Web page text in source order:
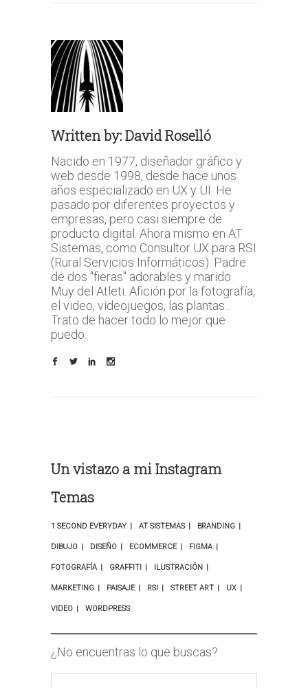
Written by:David Roselló
Nacido en 1977, diseñador gráfico y
web desde 1998, desde hace unos
años especializado en UX y UI. He
pasado por diferentes proyectos y
empresas, pero casi siempre de
producto digital. Ahora mismo en AT
Sistemas, como Consultor UX para RSI
(Rural Servicios Informáticos). Padre
de dos "fieras" adorables y marido.
Muy del Atleti. Afición por la fotografía,
el video, videojuegos, las plantas...
Trato de hacer todo lo mejor que
puedo.
Un vistazo a mi Instagram
Temas
1 SECOND EVERYDAY AT SISTEMAS BRANDING
DIBUJO DISEÑO ECOMMERCE FIGMA
FOTOGRAFÍA GRAFFITI ILUSTRACIÓN
MARKETING PAISAJE RSI STREET ART UX
VIDEO WORDPRESS
¿No encuentras lo que buscas?